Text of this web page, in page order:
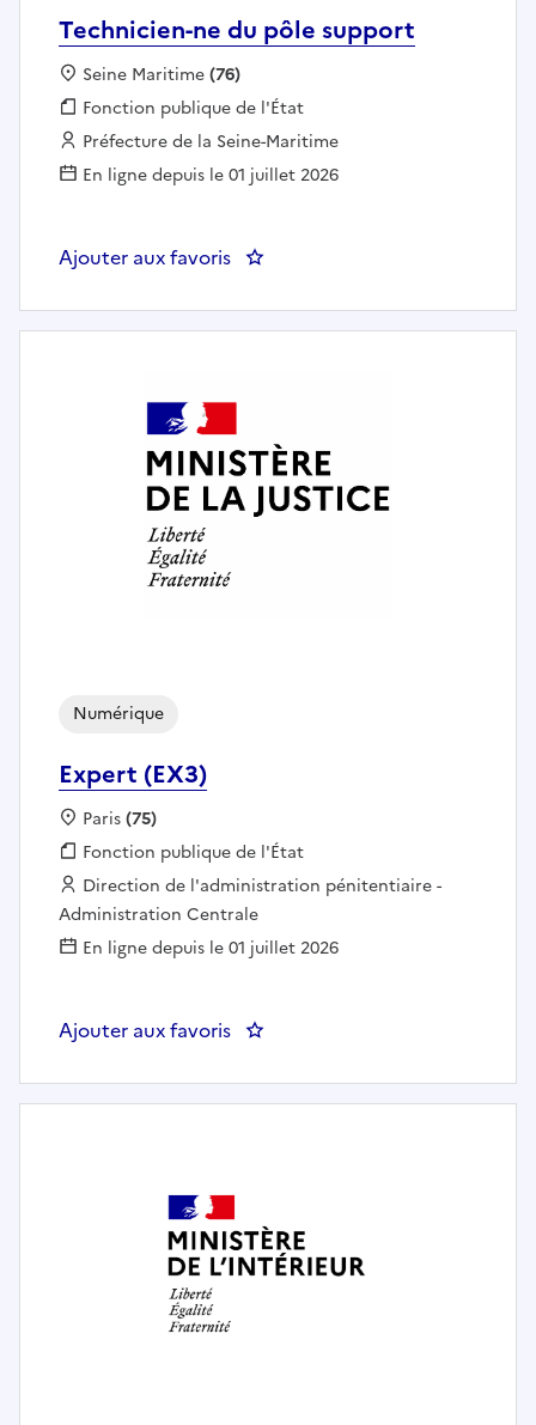
Technicien-ne du pôle support
Localisation :
Seine Maritime(76)
Fonction publique :
Fonction publique de l'État
Employeur :
Préfecture de la Seine-Maritime
En ligne depuis le 01 juillet 2026
Ajouter aux favoris : Technicien-ne du pôle support
Expert (EX3)
Numérique
Localisation :
Paris(75)
Fonction publique :
Fonction publique de l'État
Employeur :
Direction de l'administration pénitentiaire -
Administration Centrale
En ligne depuis le 01 juillet 2026
Ajouter aux favoris : Expert (EX3)